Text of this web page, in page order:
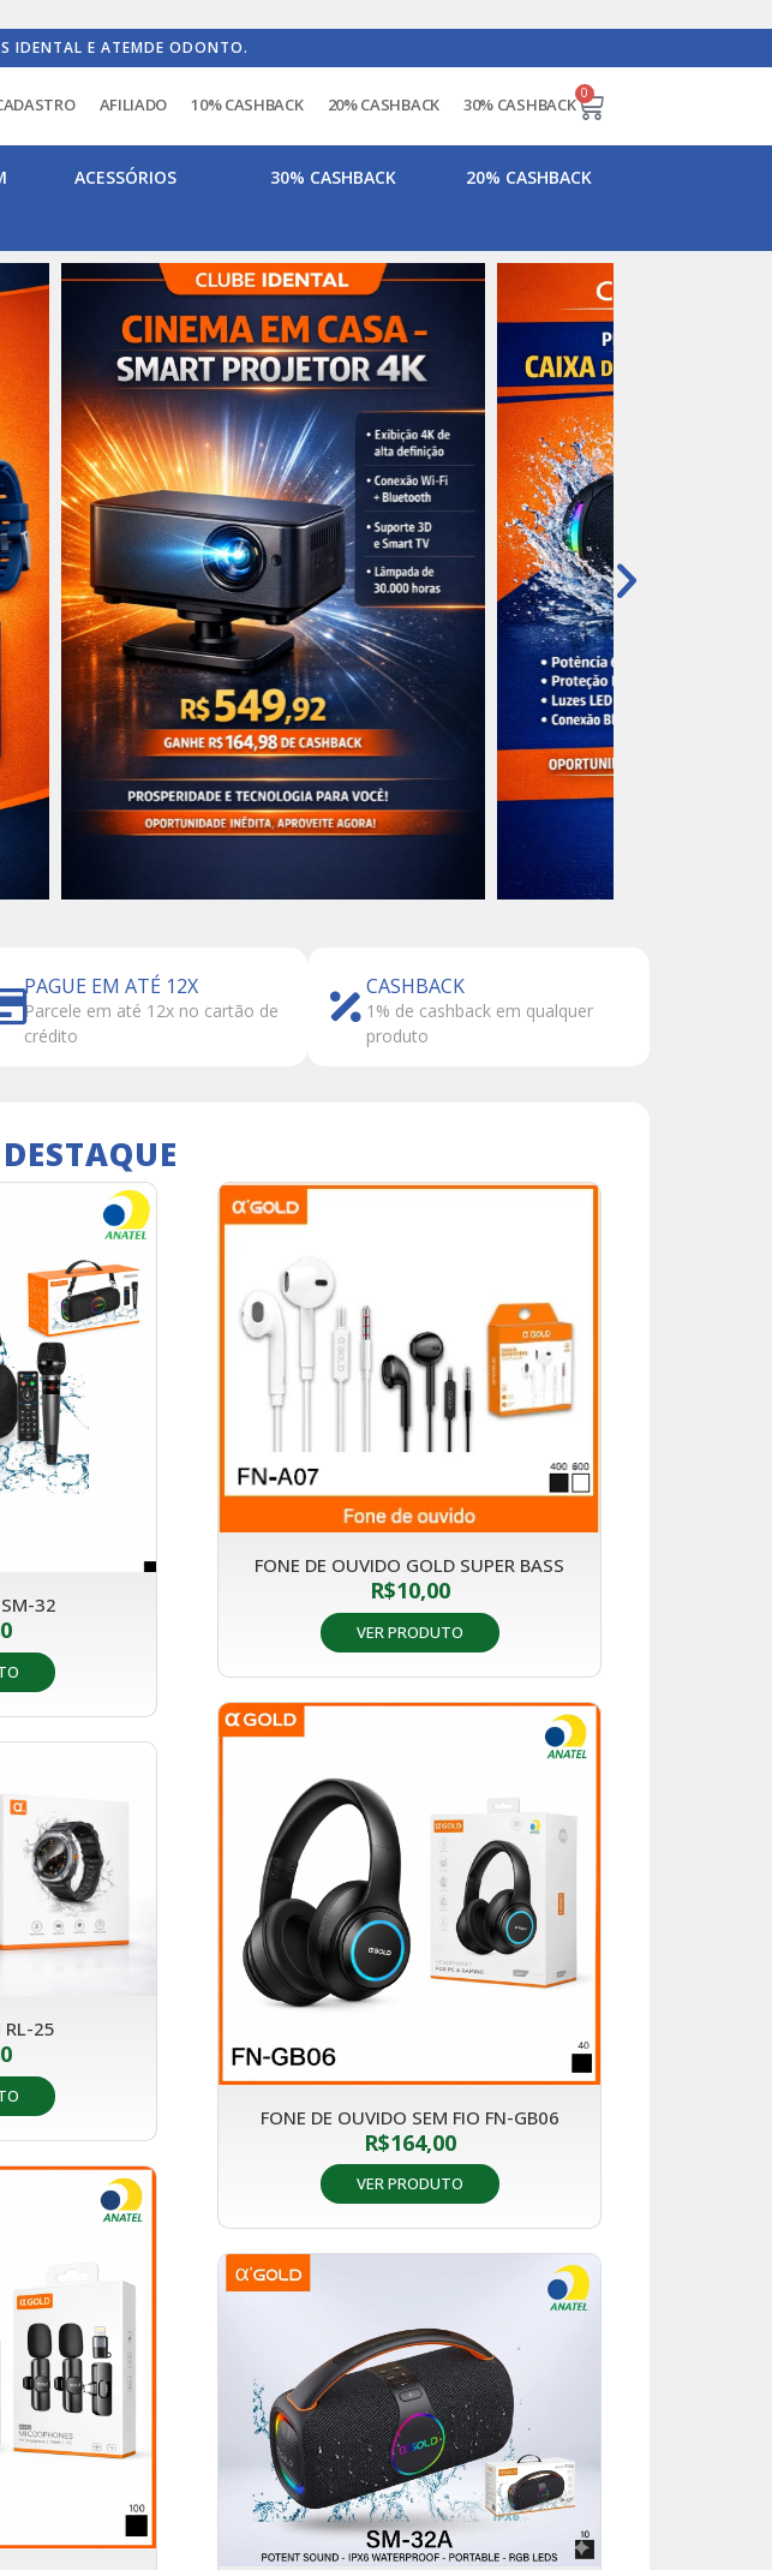
IDENTAL E ATEMDE ODONTO.
AFILIADO 10% CASHBACK 20% CASHBACK 30% CASHBACK
0
ACESSÓRIOS 30% CASHBACK
20% CASHBACK
PAGUE EM ATÉ 12X
Parcele em até 12x no cartão de
crédito
CASHBACK
1% de cashback em qualquer
produto
32
FONE DE OUVIDO GOLD SUPER BASS
R$10,00
VER PRODUTO
RL-25
FONE DE OUVIDO SEM FIO FN-GB06
R$164,00
VER PRODUTO